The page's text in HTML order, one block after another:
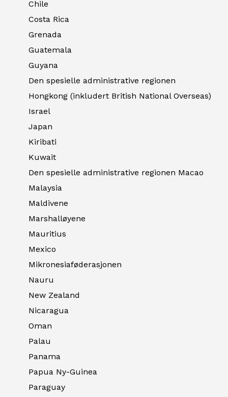
Chile
Costa Rica
Grenada
Guatemala
Guyana
Den spesielle administrative regionen
Hongkong (inkludert British National Overseas)
Israel
Japan
Kiribati
Kuwait
Den spesielle administrative regionen Macao
Malaysia
Maldivene
Marshalløyene
Mauritius
Mexico
Mikronesiaføderasjonen
Nauru
New Zealand
Nicaragua
Oman
Palau
Panama
Papua Ny-Guinea
Paraguay